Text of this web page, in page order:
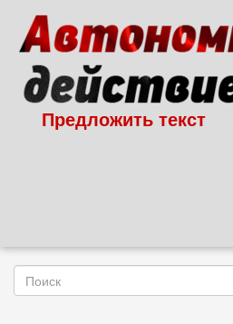
основному
содержанию
Предложить текст
Форма